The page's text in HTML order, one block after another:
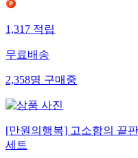
1,317적립
무료배송
2,358명구매중
[만원의행복] 고소함의 끝
세트